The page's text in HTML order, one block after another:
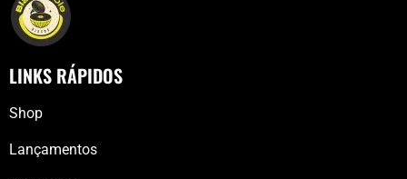
LINKS RÁPIDOS
Shop
Lançamentos